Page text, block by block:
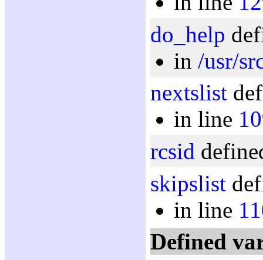
do_help
in /usr/
nextslist
in line
rcsid
skipslist
in line
Defined